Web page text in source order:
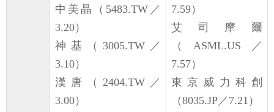
中美晶（5483.TW／
3.20）
神基（3005.TW／
3.10）
漢唐（2404.TW／
3.00）
7.59）
艾司摩爾
（ASML.US／
7.57）
東京威力科創
（8035.JP／7.21）